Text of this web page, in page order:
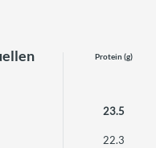
Protein (g)
23.5
22.3